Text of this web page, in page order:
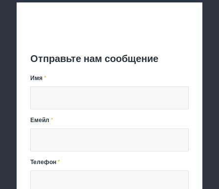
Отправьте нам сообщение
Имя*
Емейл*
Телефон*